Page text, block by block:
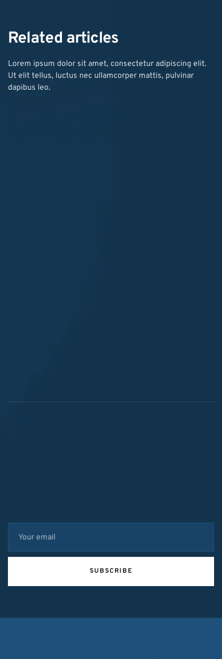
Related articles
Lorem ipsum dolor sit amet, consectetur adipiscing elit.
Ut elit tellus, luctus nec ullamcorper mattis, pulvinar
dapibus leo.
SUBSCRIBE